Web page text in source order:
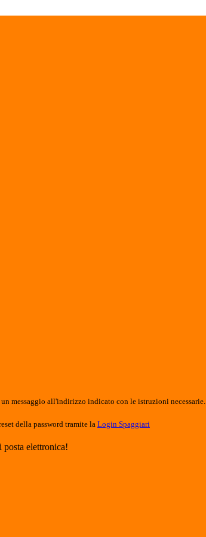
messaggio all'indirizzo indicato con le istruzioni necessarie.
della password tramite la Login Spaggiari
elettronica!